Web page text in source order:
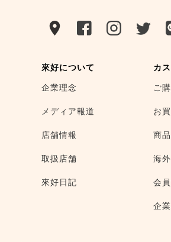
來好について
企業理念
メディア報道
店舗情報
取扱店舗
來好日記
カ
ご
お
商
海
会
企